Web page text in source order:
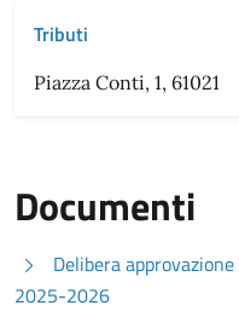
Tributi
Piazza Conti, 1, 61021
Documenti
Delibera
2025-2026